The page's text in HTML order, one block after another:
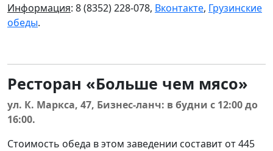
Информация: 8 (8352) 228-078, Вконтакте, Грузинские
обеды.
Ресторан «Больше чем мясо»
ул. К. Маркса, 47, Бизнес-ланч: в будни с 12:00 до
16:00.
Стоимость обеда в этом заведении составит от 445